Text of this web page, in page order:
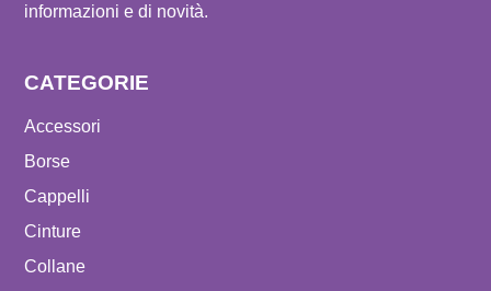
informazioni e di novità.
CATEGORIE
Accessori
Borse
Cappelli
Cinture
Collane